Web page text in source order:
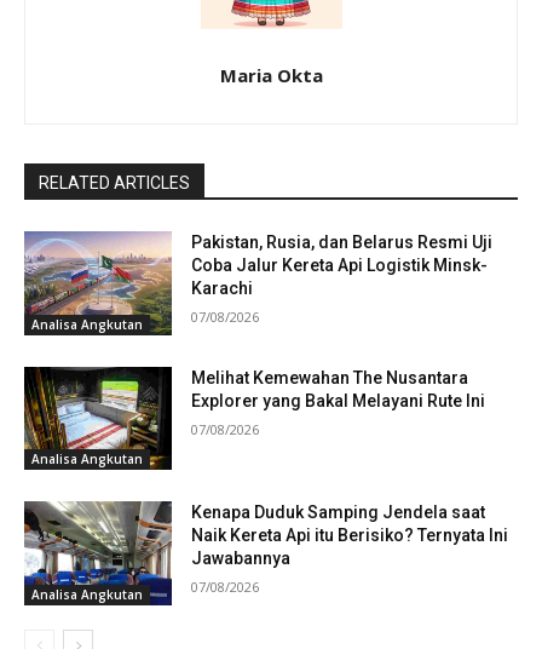
Maria Okta
RELATED ARTICLES
Analisa Angkutan
Pakistan, Rusia, dan Belarus Resmi Uji
Coba Jalur Kereta Api Logistik Minsk-
Karachi
07/08/2026
Analisa Angkutan
Melihat Kemewahan The Nusantara
Explorer yang Bakal Melayani Rute Ini
07/08/2026
Analisa Angkutan
Kenapa Duduk Samping Jendela saat
Naik Kereta Api itu Berisiko? Ternyata Ini
Jawabannya
07/08/2026